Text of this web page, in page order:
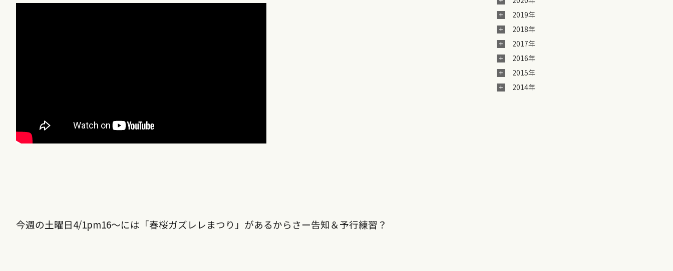
今週の土曜日4/1pm16〜には「春桜ガズレレまつり」があるからさー告知＆予行練習？
2019年
2018年
2017年
2016年
2015年
2014年